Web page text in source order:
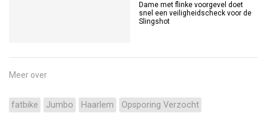
Dame met flinke voorgevel doet
snel een veiligheidscheck voor de
Slingshot
Meer over
fatbike Jumbo Haarlem
Opsporing Verzocht